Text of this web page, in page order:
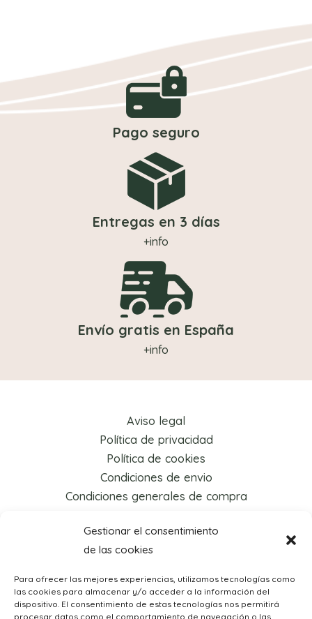
Gestionar el consentimiento
de las cookies
Para ofrecer las mejores experiencias, utilizamos tecnologías como
las cookies para almacenar y/o acceder a la información del
dispositivo. El consentimiento de estas tecnologías nos permitirá
procesar datos como el comportamiento de navegación o las
Pago seguro
Entregas en 3 días
+info
Envío gratis en España
+info
Aviso legal
Política de privacidad
Política de cookies
Condiciones de envio
Condiciones generales de compra